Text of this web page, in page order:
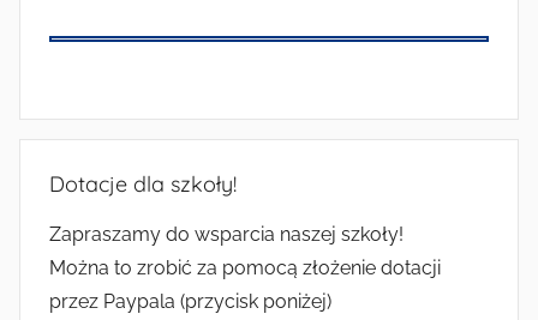
Dotacje dla szkoły!
Zapraszamy do wsparcia naszej szkoły!
Można to zrobić za pomocą złożenie dotacji
przez Paypala (przycisk poniżej)